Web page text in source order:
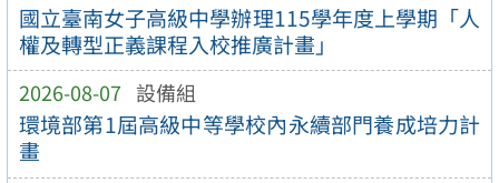
國立臺南女子高級中學辦理115學年度上學期「人
權及轉型正義課程入校推廣計畫」
2026-08-07 設備組
環境部第1屆高級中等學校內永續部門養成培力計
畫